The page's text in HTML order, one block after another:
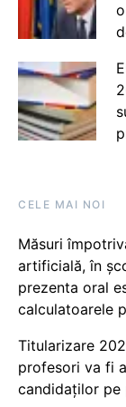
CELE MAI NOI
Măsuri
artificială, în
prezenta oral
calculatoarele
Titularizare
profesori va fi
candidaților